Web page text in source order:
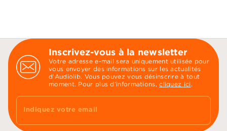
Inscrivez-vous à la newsletter
Votre adresse e-mail sera uniquement utilisée pour
vous envoyer des informations sur les actualités
d'Audiolib. Vous pouvez vous désinscrire à tout
moment. Pour plus d’informations,cliquez ici .
Indiquez votre email